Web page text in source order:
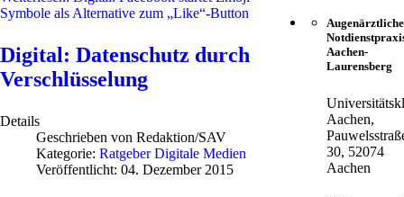
Symbole als Alternative zum „Like“-Button
Digital: Datenschutz durch
Verschlüsselung
Details
Geschrieben von Redaktion/SAV
Kategorie: Ratgeber Digitale Medien
Veröffentlicht: 04. Dezember 2015
Augenärztliche
Aachen-
Laurensberg
Aachen,
30, 52074
Aachen